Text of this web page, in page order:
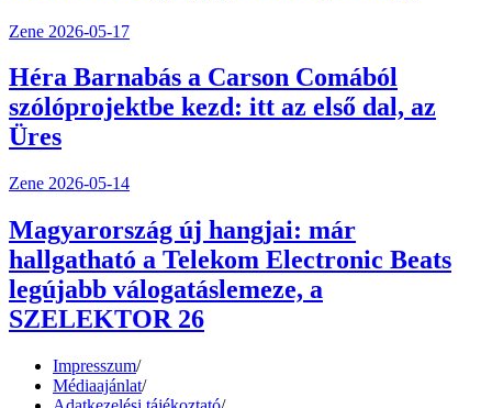
Zene 2026-05-17
Héra Barnabás a Carson Comából
szólóprojektbe kezd: itt az első dal, az
Üres
Zene 2026-05-14
Magyarország új hangjai: már
hallgatható a Telekom Electronic Beats
legújabb válogatáslemeze, a
SZELEKTOR 26
Impresszum/
Médiaajánlat/